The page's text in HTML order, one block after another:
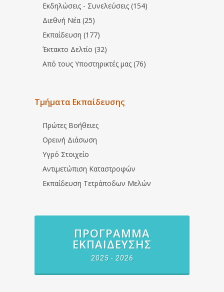
Εκδηλώσεις - Συνελεύσεις (154)
Διεθνή Νέα (25)
Εκπαίδευση (177)
Έκτακτο Δελτίο (32)
Από τους Υποστηρικτές μας (76)
Τμήματα Εκπαίδευσης
Πρώτες Βοήθειες
Ορεινή Διάσωση
Υγρό Στοιχείο
Αντιμετώπιση Καταστροφών
Εκπαίδευση Τετράποδων Μελών
ΠΡΌΓΡΑΜΜΑ
ΕΚΠΑΊΔΕΥΣΗΣ
2025 - 2026